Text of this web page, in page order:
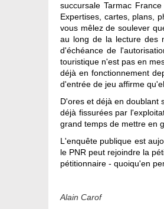
succursale Tarmac
Expertises, cartes, plans,
vous mêlez de soulever
au long de la lecture des
d'échéance de
touristique n'est pas en
déjà en fonctionnement
d'entrée de jeu affirme
D'ores et déjà en doublant
déjà fissurées par
grand temps de mettre en
L'enquête publique est
le PNR peut rejoindre la
pétitionnaire - quoiqu'en
Alain Carof